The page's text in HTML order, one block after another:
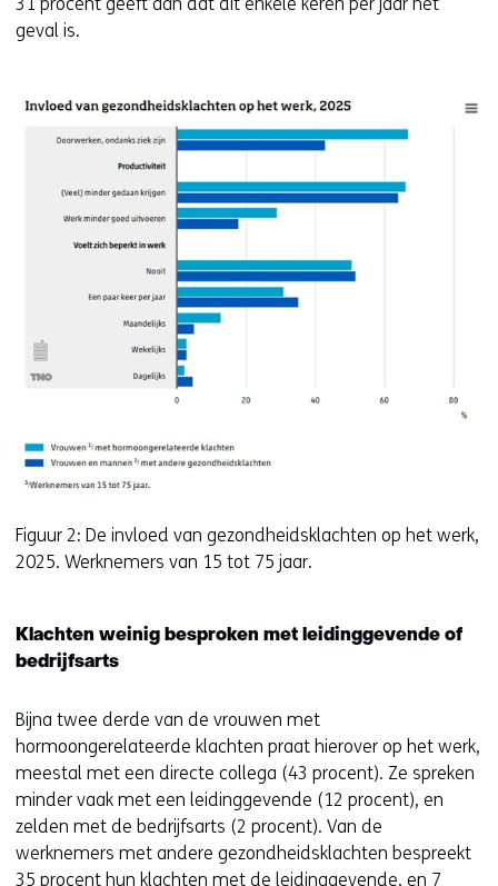
31 procent geeft aan dat dit enkele keren per jaar het
geval is.
Figuur 2: De invloed van gezondheidsklachten op het werk,
2025. Werknemers van 15 tot 75 jaar.
Klachten weinig besproken met leidinggevende of
bedrijfsarts
Bijna twee derde van de vrouwen met
hormoongerelateerde klachten praat hierover op het werk,
meestal met een directe collega (43 procent). Ze spreken
minder vaak met een leidinggevende (12 procent), en
zelden met de bedrijfsarts (2 procent). Van de
werknemers met andere gezondheidsklachten bespreekt
35 procent hun klachten met de leidinggevende, en 7